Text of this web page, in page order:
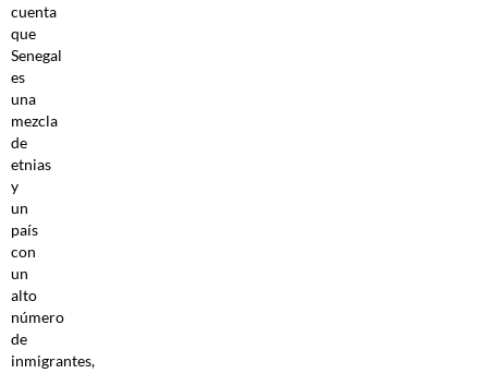
cuenta
que
Senegal
es
una
mezcla
de
etnias
y
un
país
con
un
alto
número
de
inmigrantes,